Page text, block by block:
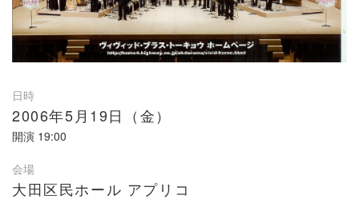
日時
2006年5月19日（金）
開演 19:00
会場
大田区民ホール アプリコ